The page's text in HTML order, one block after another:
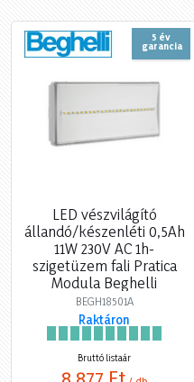
5 év
garancia
LED vészvilágító
állandó/készenléti 0,5Ah
11W 230V AC 1h-
szigetüzem fali Pratica
Modula Beghelli
BEGH18501A
Raktáron
Bruttó listaár